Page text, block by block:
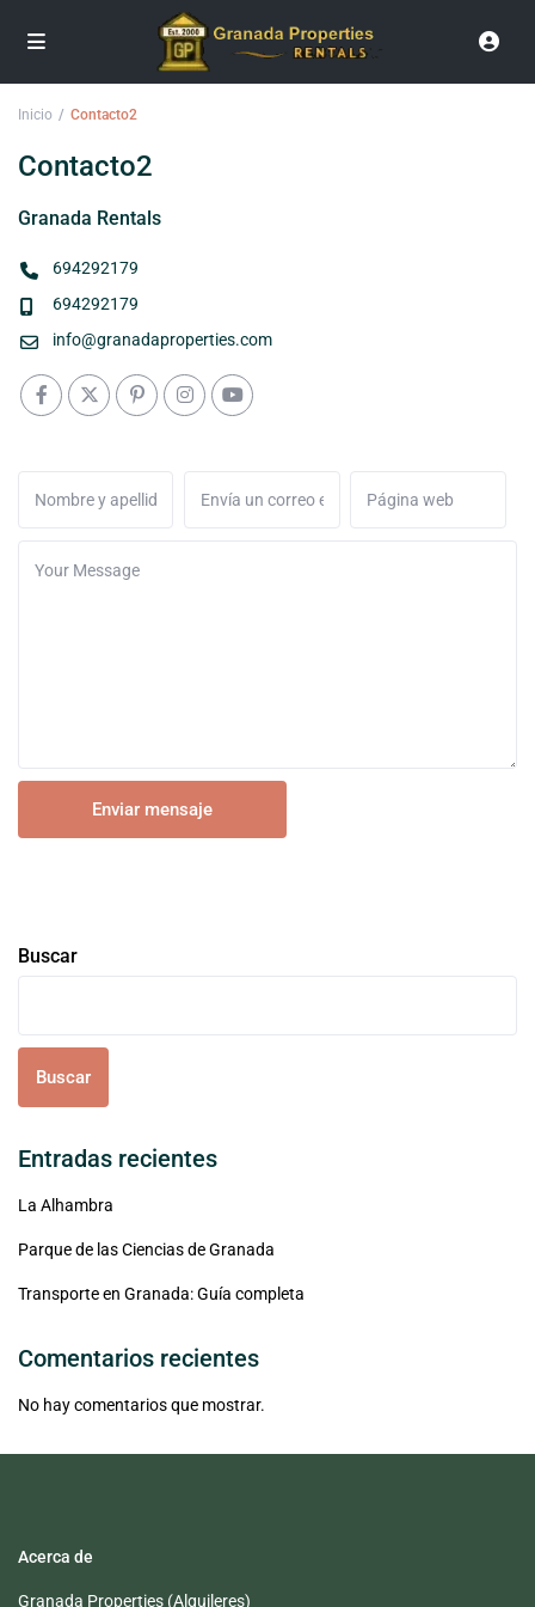
Inicio Contacto2
Contacto2
Granada Rentals
694292179
694292179
info@granadaproperties.com
Buscar
Buscar
Entradas recientes
La Alhambra
Parque de las Ciencias de Granada
Transporte en Granada: Guía completa
Comentarios recientes
No hay comentarios que mostrar.
Acerca de
Granada Properties (Alquileres)